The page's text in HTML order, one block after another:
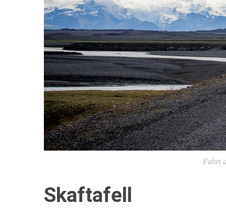
Fahrt
Skaftafell